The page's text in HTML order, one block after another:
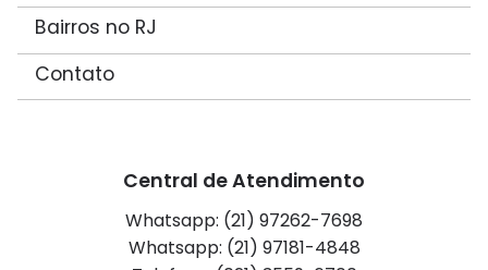
Bairros no RJ
Contato
Central de Atendimento
Whatsapp: (21) 97262-7698
Whatsapp: (21) 97181-4848